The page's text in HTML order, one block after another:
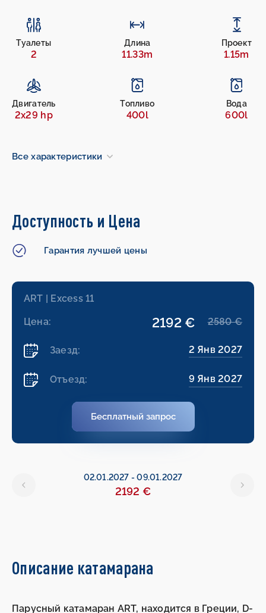
Туалеты
2
Длина
11.33m
Проект
1.15m
Двигатель
2x29 hp
Топливо
400l
Вода
600l
Все характеристики
Доступность и Цена
Гарантия лучшей цены
ART | Excess 11
Цена: 2192 € 2580 €
Заезд: 2 Янв 2027
Отъезд: 9 Янв 2027
Бесплатный запрос
02.01.2027 -09.01.2027
2192 €
Описание катамарана
Парусный катамаран ART, находится в Греции, D-